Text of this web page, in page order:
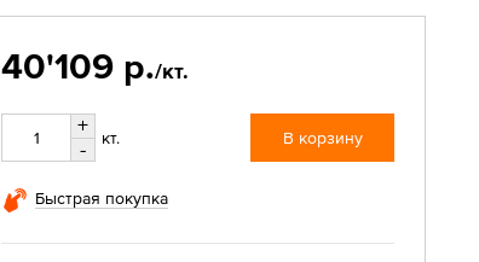
40'109 р./кт.
+
-
кт. В корзину
Быстрая покупка